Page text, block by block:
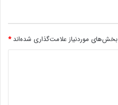
بخش‌های موردنیاز علامت‌گذاری شده‌اند*